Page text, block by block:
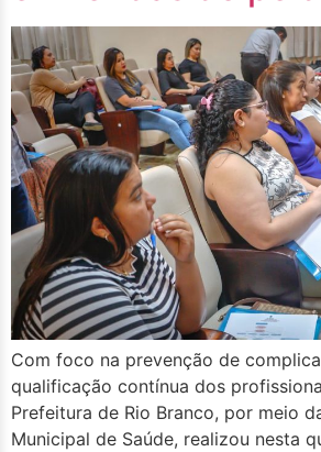
Com foco na prevenção de
qualificação contínua dos
Prefeitura de Rio Branco, por meio
Municipal de Saúde, realizou nesta